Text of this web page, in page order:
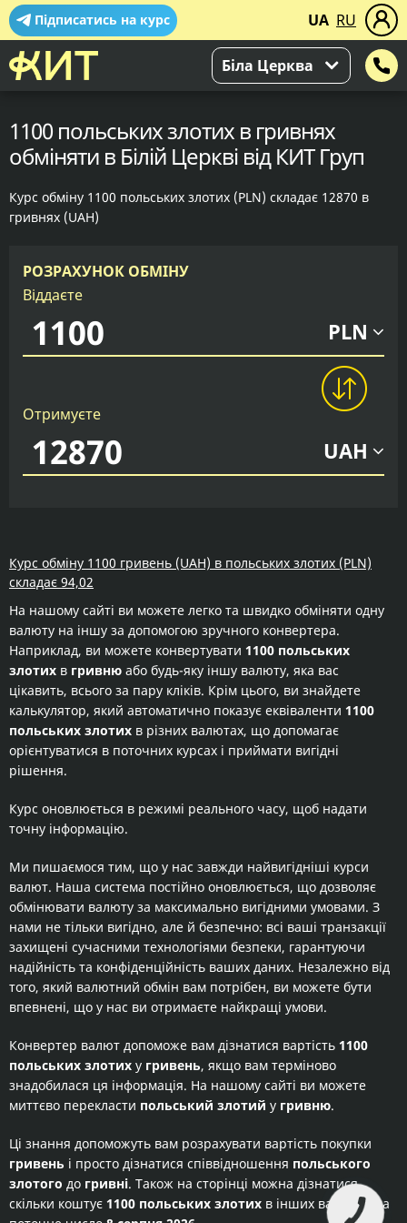
Підписатись на курс UA RU
Біла Церква
1100 польських злотих в гривнях
обміняти в Білій Церкві від КИТ Груп
Курс обміну 1100 польських злотих (PLN) складає 12870 в
гривнях (UAH)
РОЗРАХУНОК ОБМІНУ
Віддаєте
PLN
Отримуєте
UAH
Курс обміну 1100 гривень (UAH) в польських злотих (PLN)
складає 94,02
На нашому сайті ви можете легко та швидко обміняти одну
валюту на іншу за допомогою зручного конвертера.
Наприклад, ви можете конвертувати 1100 польських
злотих в гривню або будь-яку іншу валюту, яка вас
цікавить, всього за пару кліків. Крім цього, ви знайдете
калькулятор, який автоматично показує еквіваленти 1100
польських злотих в різних валютах, що допомагає
орієнтуватися в поточних курсах і приймати вигідні
рішення.
Курс оновлюється в режимі реального часу, щоб надати
точну інформацію.
Ми пишаємося тим, що у нас завжди найвигідніші курси
валют. Наша система постійно оновлюється, що дозволяє
обмінювати валюту за максимально вигідними умовами. З
нами не тільки вигідно, але й безпечно: всі ваші транзакції
захищені сучасними технологіями безпеки, гарантуючи
надійність та конфіденційність ваших даних. Незалежно від
того, який валютний обмін вам потрібен, ви можете бути
впевнені, що у нас ви отримаєте найкращі умови.
Конвертер валют допоможе вам дізнатися вартість 1100
польських злотих у гривень, якщо вам терміново
знадобилася ця інформація. На нашому сайті ви можете
миттєво перекласти польський злотий у гривню.
Ці знання допоможуть вам розрахувати вартість покупки
гривень і просто дізнатися співвідношення польського
злотого до гривні. Також на сторінці можна дізнатися
скільки коштує 1100 польських злотих в інших валютах на